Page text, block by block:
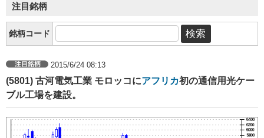
注目銘柄
銘柄コード
2015/6/24 08:13
(5801) 古河電気工業 モロッコにアフリカ初の通信用光ケー
ブル工場を建設。